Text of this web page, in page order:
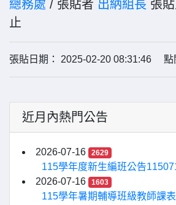
總務處 / 張貼者 出納組長 張
止
張貼日期： 2025-02-20 08:31:46 點
近月內熱門公告
2026-07-16 2629
115學年度新生編班公告
2026-07-16
1603
115學年暑期輔導班級教師課